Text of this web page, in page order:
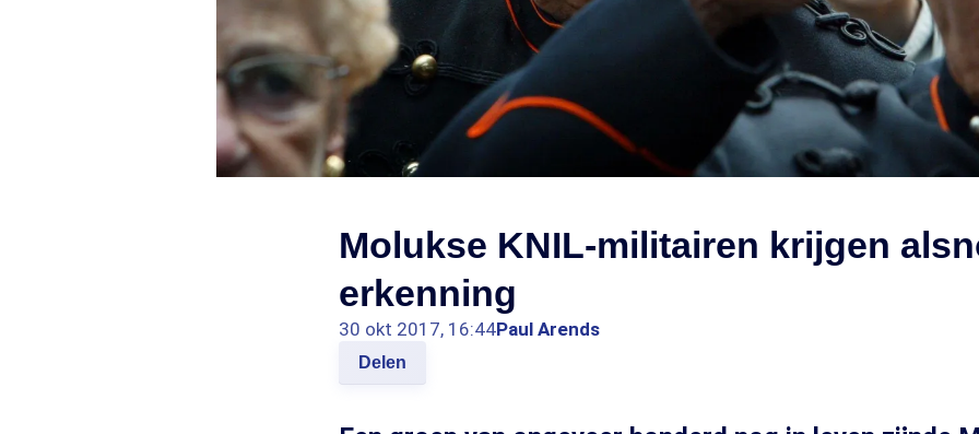
Molukse KNIL-militairen krijgen
erkenning
30 okt 2017, 16:44Paul Arends
Delen